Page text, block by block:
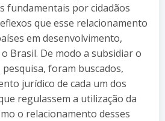
fundamentais por cidadãos
que esse relacionamento
em desenvolvimento,
Brasil. De modo a subsidiar o
foram buscados,
jurídico de cada um dos
regulassem a utilização da
o relacionamento desses